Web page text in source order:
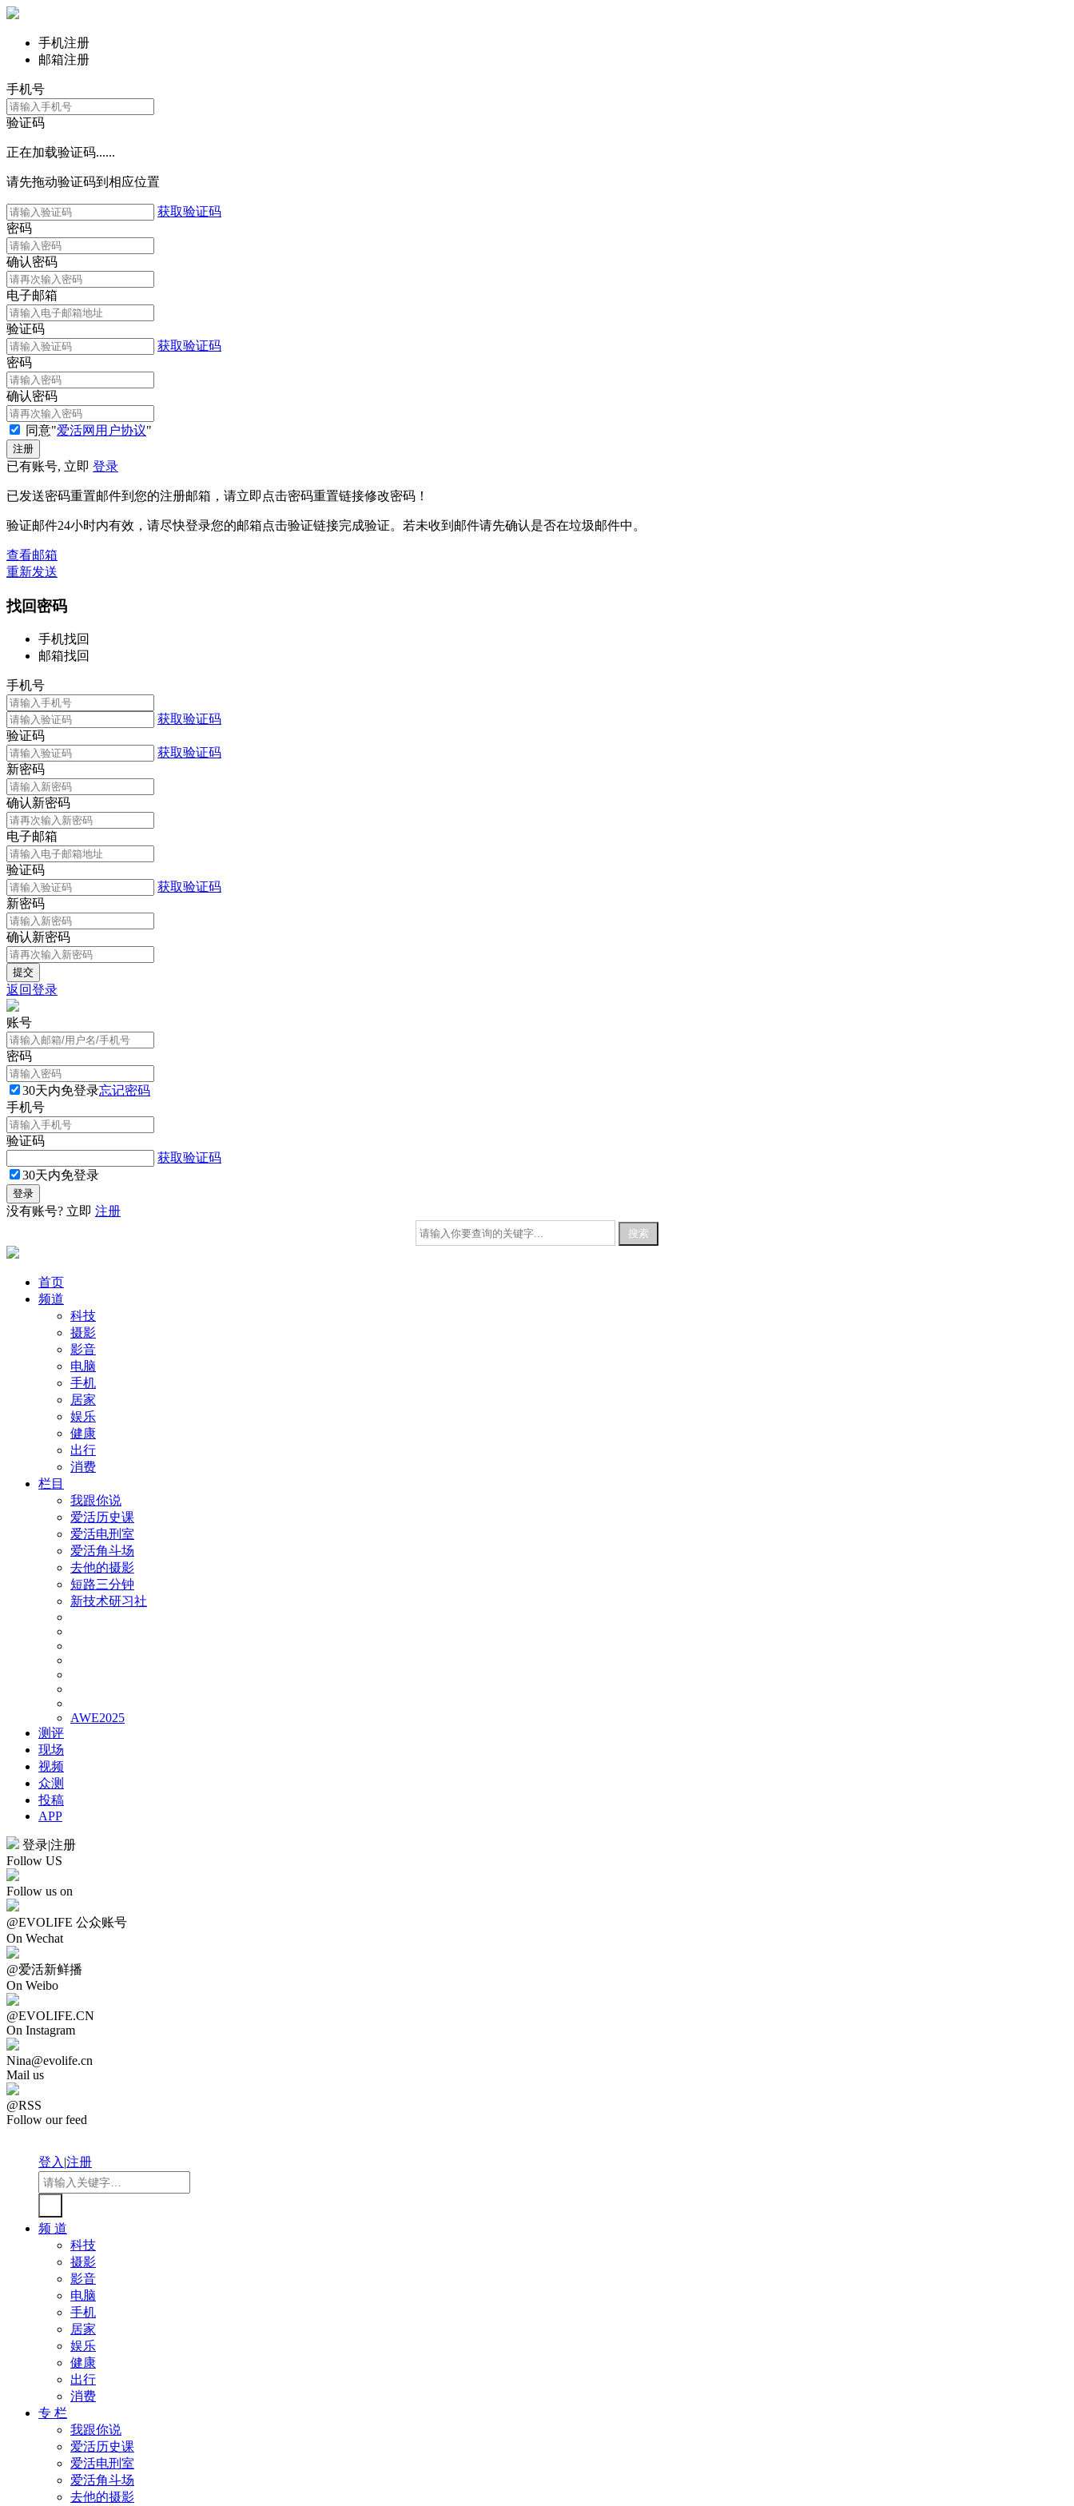
手机注册
邮箱注册
手机号
验证码
正在加载验证码......
请先拖动验证码到相应位置
获取验证码
密码
确认密码
电子邮箱
验证码
获取验证码
密码
确认密码
同意"爱活网用户协议"
已有账号, 立即 登录
已发送密码重置邮件到您的注册邮箱，请立即点击密码重置链接修改密码！
验证邮件24小时内有效，请尽快登录您的邮箱点击验证链接完成验证。若未收到邮件请先确认是否在垃圾邮件中。
查看邮箱
重新发送
找回密码
手机找回
邮箱找回
手机号
获取验证码
验证码
获取验证码
新密码
确认新密码
电子邮箱
验证码
获取验证码
新密码
确认新密码
返回登录
账号
密码
30天内免登录忘记密码
手机号
验证码
获取验证码
30天内免登录
没有账号? 立即 注册
首页
频道
科技
摄影
影音
电脑
手机
居家
娱乐
健康
出行
消费
栏目
我跟你说
爱活历史课
爱活电刑室
爱活角斗场
去他的摄影
短路三分钟
新技术研习社
AWE2025
测评
现场
视频
众测
投稿
APP
登录|注册
Follow US
Follow us on
@EVOLIFE 公众账号
On Wechat
@爱活新鲜播
On Weibo
@EVOLIFE.CN
On Instagram
Nina@evolife.cn
Mail us
@RSS
Follow our feed
登入|注册
频 道
科技
摄影
影音
电脑
手机
居家
娱乐
健康
出行
消费
专 栏
我跟你说
爱活历史课
爱活电刑室
爱活角斗场
去他的摄影